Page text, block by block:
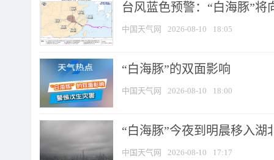
台风蓝色预警：“白海豚”
中国天气网 2026-08-10 18:05
​“白海豚”的双面影响
中国天气网 2026-08-10 18:00
“白海豚”今夜到明晨移入湖
中国天气网 2026-08-10 17:17